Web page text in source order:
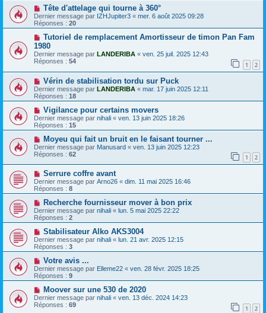
Tête d'attelage qui tourne à 360°
Dernier message par IZHJupiter3 « mer. 6 août 2025 09:28
Réponses : 20
Tutoriel de remplacement Amortisseur de timon Pan Fam
1980
Dernier message par LANDERIBA « ven. 25 juil. 2025 12:43
Réponses : 54 1 2
Vérin de stabilisation tordu sur Puck
Dernier message par LANDERIBA « mar. 17 juin 2025 12:11
Réponses : 18
Vigilance pour certains movers
Dernier message par nihali « ven. 13 juin 2025 18:26
Réponses : 15
Moyeu qui fait un bruit en le faisant tourner ...
Dernier message par Manusard « ven. 13 juin 2025 12:23
Réponses : 62 1 2
Serrure coffre avant
Dernier message par Arno26 « dim. 11 mai 2025 16:46
Réponses : 8
Recherche fournisseur mover à bon prix
Dernier message par nihali « lun. 5 mai 2025 22:22
Réponses : 2
Stabilisateur Alko AKS3004
Dernier message par nihali « lun. 21 avr. 2025 12:15
Réponses : 3
Votre avis ...
Dernier message par Elleme22 « ven. 28 févr. 2025 18:25
Réponses : 9
Moover sur une 530 de 2020
Dernier message par nihali « ven. 13 déc. 2024 14:23
Réponses : 69 1 2